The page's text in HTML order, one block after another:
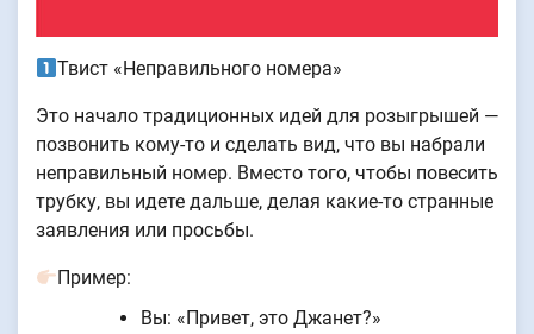
Твист «Неправильного номера»
Это начало традиционных идей для розыгрышей —
позвонить кому-то и сделать вид, что вы набрали
неправильный номер. Вместо того, чтобы повесить
трубку, вы идете дальше, делая какие-то странные
заявления или просьбы.
Пример:
Вы: «Привет, это Джанет?»